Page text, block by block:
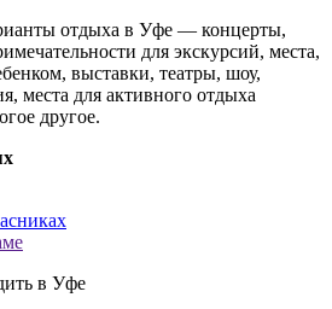
отдыха в Уфе — концерты,
для экскурсий, места,
выставки, театры, шоу,
места для активного отдыха
другое.
в Уфе